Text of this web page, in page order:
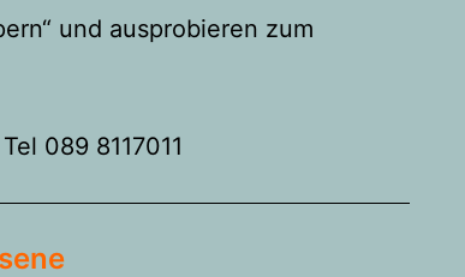
und ausprobieren zum
089 8117011